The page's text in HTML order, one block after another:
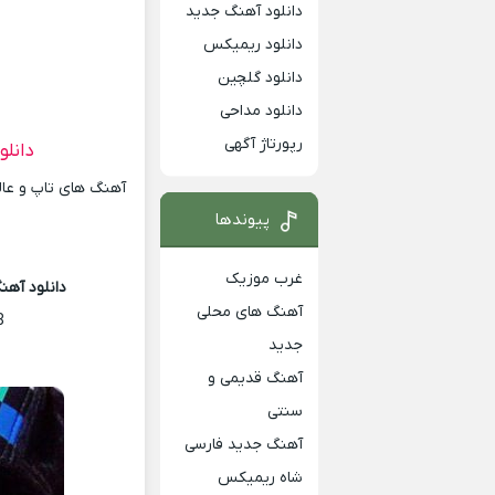
آهنگ های تاپ و
دانلود
دانلود آهنگ جدید
دانلود ریمیکس
دانلود گلچین
دانلود مداحی
رپورتاژ آگهی
پیوندها
غرب موزیک
آهنگ های محلی
جدید
آهنگ قدیمی و
سنتی
آهنگ جدید فارسی
شاه ریمیکس